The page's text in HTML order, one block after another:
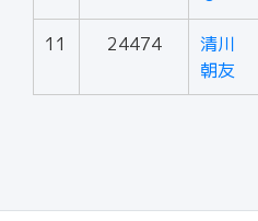
11 24474
清川
朝友